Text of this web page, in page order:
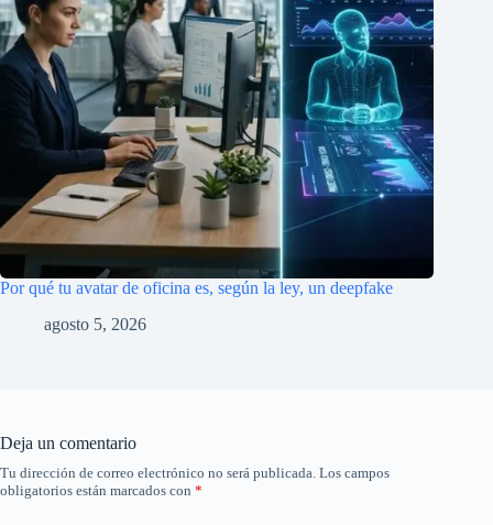
Por qué tu avatar de oficina es, según la ley, un deepfake
agosto 5, 2026
Deja un comentario
Tu dirección de correo electrónico no será publicada. Los campos
obligatorios están marcados con *